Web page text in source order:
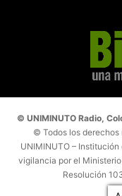
© UNIMINUTO Radio,
© Todos los derechos
UNIMINUTO –
vigilancia por el
Resolución